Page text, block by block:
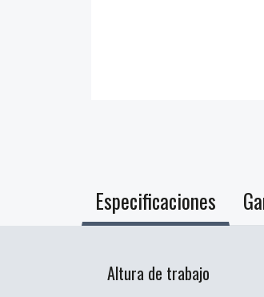
Especificaciones
Altura de trabajo